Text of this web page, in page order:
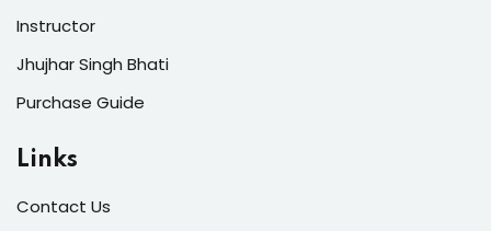
Instructor
Jhujhar Singh Bhati
Purchase Guide
Links
Contact Us